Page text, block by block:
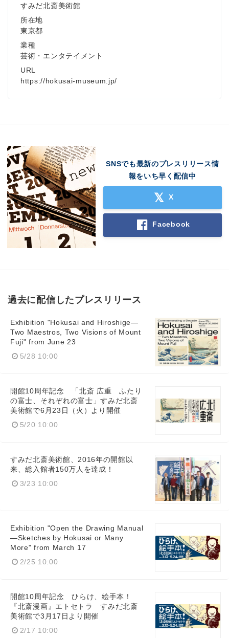
すみだ北斎美術館
所在地
東京都
業種
芸術・エンタテイメント
URL
https://hokusai-museum.jp/
SNSでも最新のプレスリリース情
報をいち早く配信中
X
Facebook
過去に配信したプレスリリース
Exhibition "Hokusai and Hiroshige—
Two Maestros, Two Visions of Mount
Fuji" from June 23
5/28 10:00
開館10周年記念 「北斎 広重 ふたり
の富士、それぞれの富士」すみだ北斎
美術館で6月23日（火）より開催
5/20 10:00
すみだ北斎美術館、2016年の開館以
来、総入館者150万人を達成！
3/23 10:00
Exhibition "Open the Drawing Manual
—Sketches by Hokusai or Many
More" from March 17
2/25 10:00
開館10周年記念 ひらけ、絵手本！
『北斎漫画』エトセトラ すみだ北斎
美術館で3月17日より開催
2/17 10:00